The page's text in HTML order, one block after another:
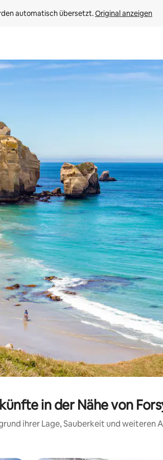
automatisch übersetzt. Original anzeigen
oder erkunde die Ergebnisse durch
in der Nähe von
ihrer Lage, Sauberkeit und weiteren